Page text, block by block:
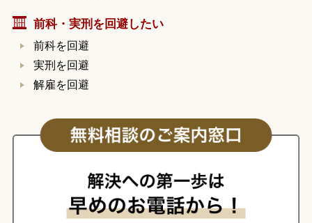
前科・実刑を回避したい
前科を回避
実刑を回避
解雇を回避